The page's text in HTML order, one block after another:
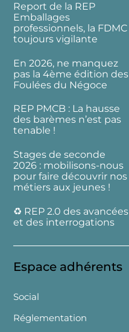
Report de la REP
Emballages
professionnels, la FDMC
toujours vigilante
En 2026, ne manquez
pas la 4ème édition des
Foulées du Négoce
REP PMCB : La hausse
des barèmes n’est pas
tenable !
Stages de seconde
2026 : mobilisons-nous
pour faire découvrir nos
métiers aux jeunes !
♻️ REP 2.0 des avancées
et des interrogations
Espace adhérents
Social
Réglementation